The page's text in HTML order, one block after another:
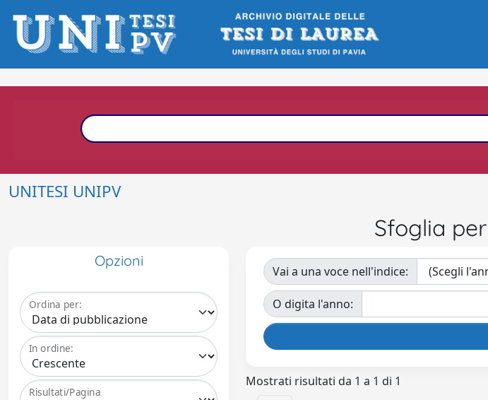
UNITESI UNIPV
Sfoglia
Opzioni
Ordina per:
In ordine:
Risultati/Pagina
Vai a una voce nell'indice:
O digita l'anno:
Mostrati risultati da 1 a 1 di 1